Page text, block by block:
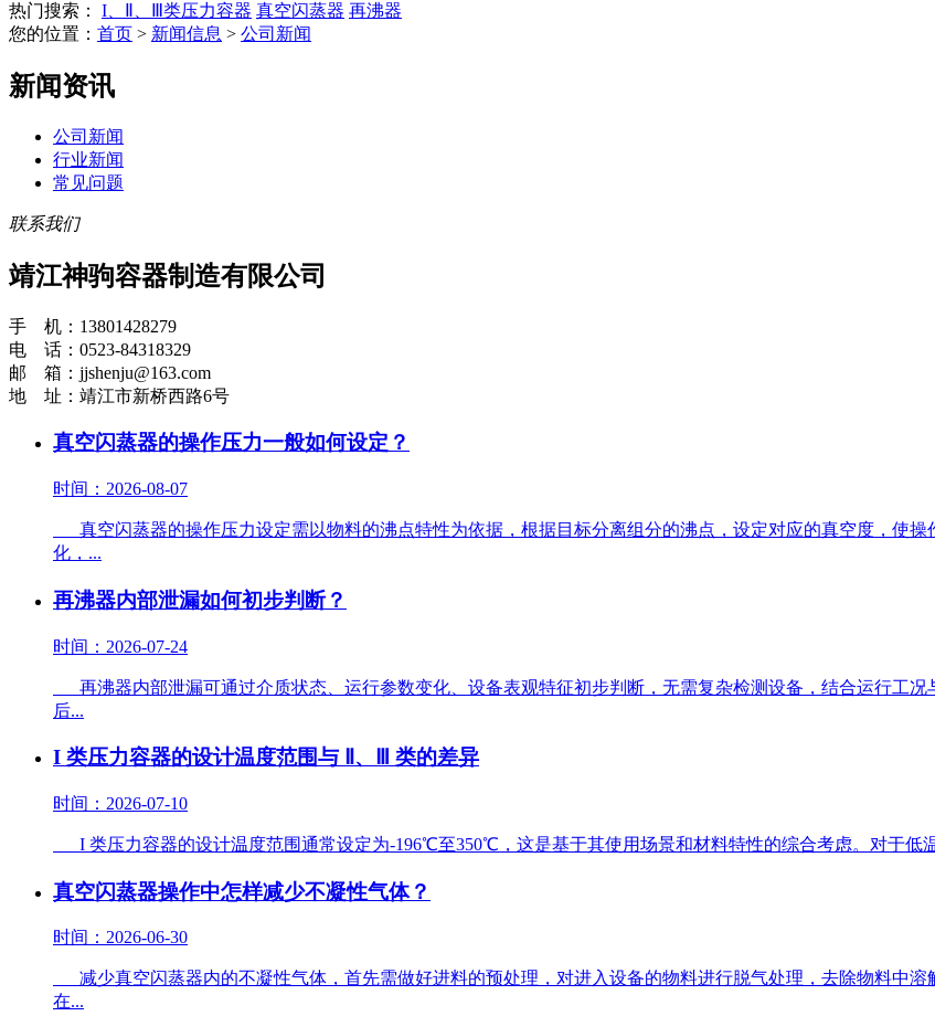
热门搜索： I、Ⅱ、Ⅲ类压力容器 真空闪蒸器 再沸器
您的位置： 首页 > 新闻信息 > 公司新闻
新闻资讯
公司新闻
行业新闻
常见问题
联系我们
靖江神驹容器制造有限公司
手 机：13801428279
电 话：0523-84318329
邮 箱：jjshenju@163.com
地 址：靖江市新桥西路6号
真空闪蒸器的操作压力一般如何设定？
时间：2026-08-07
真空闪蒸器的操作压力设定需以物料的沸点特性为依据，根据目标分离组分的沸点，设定对应的真空度，使
化，...
再沸器内部泄漏如何初步判断？
时间：2026-07-24
再沸器内部泄漏可通过介质状态、运行参数变化、设备表观特征初步判断，无需复杂检测设备，结合运行工
后...
I 类压力容器的设计温度范围与 Ⅱ、Ⅲ 类的差异
时间：2026-07-10
I 类压力容器的设计温度范围通常设定为-196℃至350℃，这是基于其使用场景和材料特性的综合考虑。对于低
真空闪蒸器操作中怎样减少不凝性气体？
时间：2026-06-30
减少真空闪蒸器内的不凝性气体，首先需做好进料的预处理，对进入设备的物料进行脱气处理，去除物料中
在...